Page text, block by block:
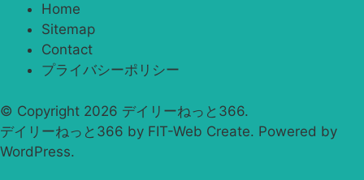
Home
Sitemap
Contact
プライバシーポリシー
© Copyright 2026 デイリーねっと366.
デイリーねっと366 by FIT-Web Create. Powered by
WordPress.